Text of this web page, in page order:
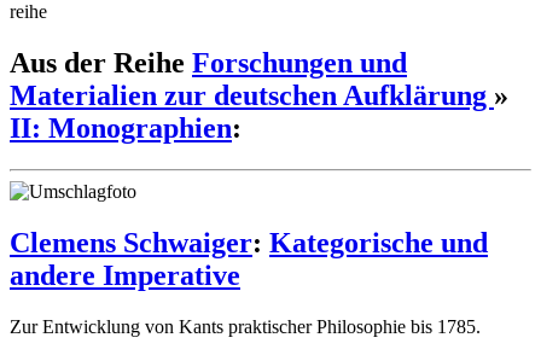
reihe
Aus der Reihe Forschungen und
Materialien zur deutschen Aufklärung »
II: Monographien:
Clemens Schwaiger: Kategorische und
andere Imperative
Zur Entwicklung von Kants praktischer Philosophie bis 1785.